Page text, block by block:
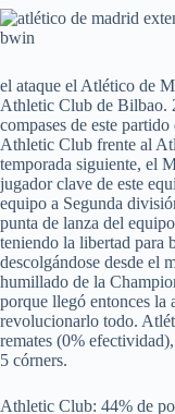
e
n
i
o
el ataque el Atlético de
Athletic Club de Bilbao.
compases de este
Athletic Club frente al
temporada siguiente, el
jugador clave de este
equipo a Segunda
punta de lanza del
teniendo la libertad para
descolgándose desde el
humillado de la
porque llegó entonces la
revolucionarlo todo.
remates (0%
5 córners.
Athletic Club: 44% de